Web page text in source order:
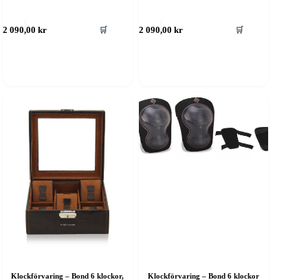
2 090,00kr 🛒 2 090,00kr 🛒
Klockförvaring – Bond 6 klockor,
Klockförvaring – Bond 6 klockor